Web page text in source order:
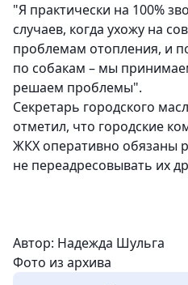
"Я практически на 100%
случаев, когда ухожу на
проблемам отопления, и
по собакам – мы
решаем проблемы".
Секретарь городского
отметил, что городские
ЖКХ оперативно обязаны
не переадресовывать их
Автор: Надежда Шульга
Фото из архива